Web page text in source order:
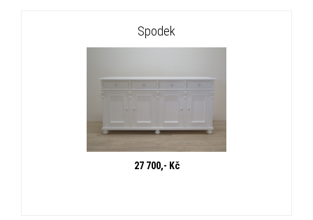
Spodek
27 700,- Kč